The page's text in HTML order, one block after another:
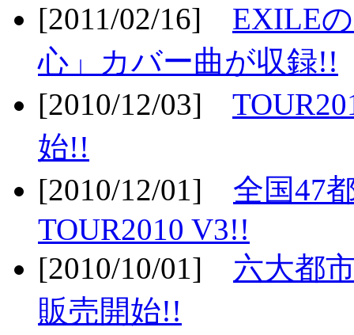
[2011/02/16] EXILE
心」カバー曲が収録!!
[2010/12/03]
始!!
[2010/12/01] 全国47
TOUR2010 V3!!
[2010/10/01] 六大都
販売開始!!